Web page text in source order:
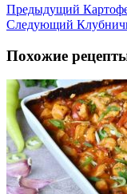
Предыдущий
Следующий
Похожие